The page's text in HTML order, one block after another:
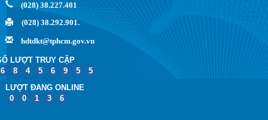
(028) 38.227.401
(028) 38.292.901.
hdtdkt@tphcm.gov.vn
LƯỢT TRUY CẬP
6
8 4 5 6 9 5
5
LƯỢT ĐANG ONLINE
0
0 1 3 6